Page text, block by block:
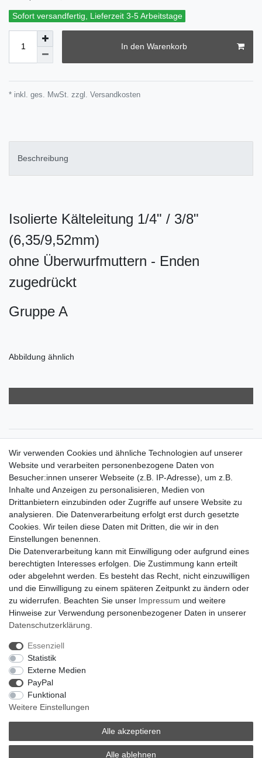
Sofort versandfertig, Lieferzeit 3-5 Arbeitstage
In den Warenkorb
* inkl. ges. MwSt. zzgl. Versandkosten
Beschreibung
Isolierte Kälteleitung 1/4" / 3/8"
(6,35/9,52mm)
ohne Überwurfmuttern - Enden
zugedrückt
Gruppe A
Abbildung ähnlich
Versandkosten
Der Weg zur eigenen Klimaanlage
Inbetriebnahme & Serviceleistungen
Für Interessierte aus der Schweiz
Klimaanlage = Wärmepumpe
Hilfe
Bankverbindung:
encliso GmbH
Kreissparkasse Verl
Kto-Nr. 25007352 - BLZ 47853520
BIC/SWIFT: WELADED1WDB
IBAN: DE07 4785 3520 0025 0073 52
Impressum
Barrierefreiheitserklärung
Vertrag widerrufen
Wir verwenden Cookies und ähnliche Technologien auf unserer
Website und verarbeiten personenbezogene Daten von
Besucher:innen unserer Webseite (z.B. IP-Adresse), um z.B.
Inhalte und Anzeigen zu personalisieren, Medien von
Drittanbietern einzubinden oder Zugriffe auf unsere Website zu
analysieren. Die Datenverarbeitung erfolgt erst durch gesetzte
Cookies. Wir teilen diese Daten mit Dritten, die wir in den
Einstellungen benennen.
Die Datenverarbeitung kann mit Einwilligung oder aufgrund eines
berechtigten Interesses erfolgen. Die Zustimmung kann erteilt
oder abgelehnt werden. Es besteht das Recht, nicht einzuwilligen
und die Einwilligung zu einem späteren Zeitpunkt zu ändern oder
zu widerrufen. Beachten Sie unser Impressum und weitere
Hinweise zur Verwendung personenbezogener Daten in unserer
Daten­schutz­erklärung
Essenziell
Statistik
Externe Medien
PayPal
Funktional
Weitere Einstellungen
Alle akzeptieren
Alle ablehnen